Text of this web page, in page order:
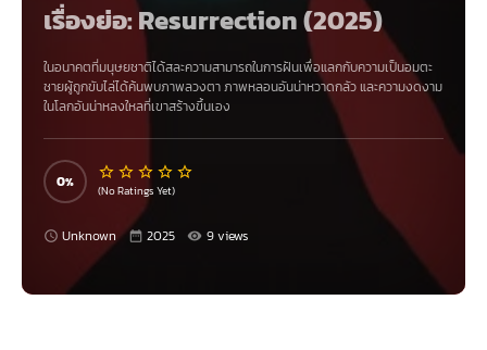
เรื่องย่อ: Resurrection (2025)
ในอนาคตที่มนุษยชาติได้สละความสามารถในการฝันเพื่อแลกกับความเป็นอมตะ
ชายผู้ถูกขับไล่ได้ค้นพบภาพลวงตา ภาพหลอนอันน่าหวาดกลัว และความงดงาม
ในโลกอันน่าหลงใหลที่เขาสร้างขึ้นเอง
0 (No Ratings Yet)
Unknown 2025 9 views